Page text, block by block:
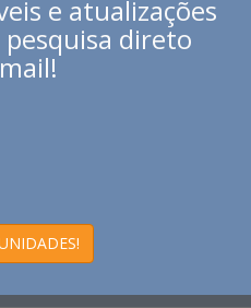
e atualizações
pesquisa direto